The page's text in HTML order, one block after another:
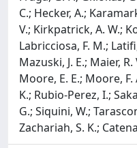
C.; Hecker, A.;
V.; Kirkpatrick, A. W.;
Labricciosa, F. M.;
Mazuski, J. E.; Maier,
Moore, E. E.; Moore, F.
K.; Rubio-Perez, I.;
G.; Siquini, W.;
Zachariah, S. K.;